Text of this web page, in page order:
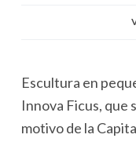
Escultura en
Innova Ficus, que
motivo de la